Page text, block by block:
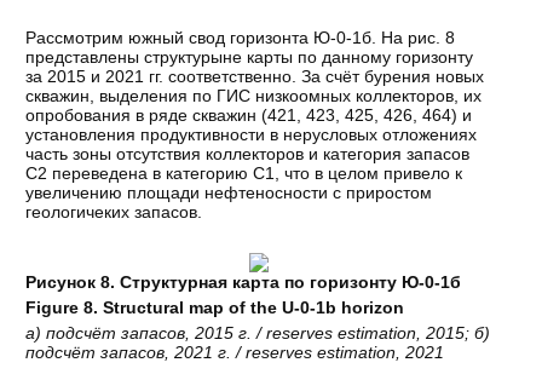
Рассмотрим южный свод горизонта Ю-0-1б. На рис. 8
представлены структурыне карты по данному горизонту
за 2015 и 2021 гг. соответственно. За счёт бурения новых
скважин, выделения по ГИС низкоомных коллекторов, их
опробования в ряде скважин (421, 423, 425, 426, 464) и
установления продуктивности в нерусловых отложениях
часть зоны отсутствия коллекторов и категория запасов
С2 переведена в категорию С1, что в целом привело к
увеличению площади нефтеносности с приростом
геологичеких запасов.
Рисунок 8. Структурная карта по горизонту Ю-0-1б
Figure 8. Structural map of the U-0-1b horizon
а)подсчёт запасов , 2015г . / reserves estimation, 2015;б)
подсчёт запасов , 2021г . / reserves estimation, 2021